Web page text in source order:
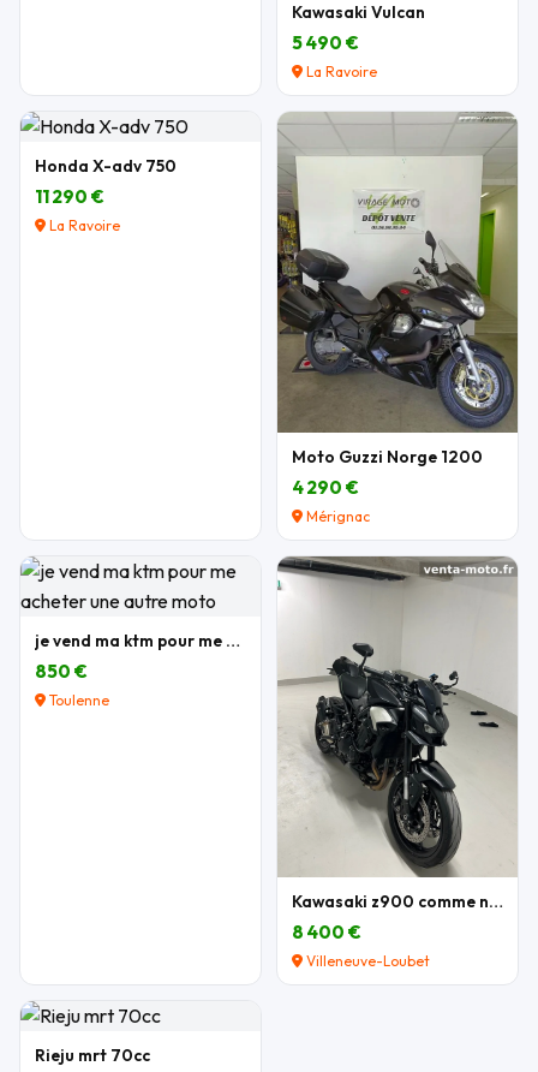
Kawasaki Vulcan
5 490 €
La Ravoire
Honda X-adv 750
11 290 €
La Ravoire
Moto Guzzi Norge 1200
4 290 €
Mérignac
je vend ma ktm pour me acheter une autre moto
850 €
Toulenne
Kawasaki z900 comme neuve
8 400 €
Villeneuve-Loubet
Rieju mrt 70cc